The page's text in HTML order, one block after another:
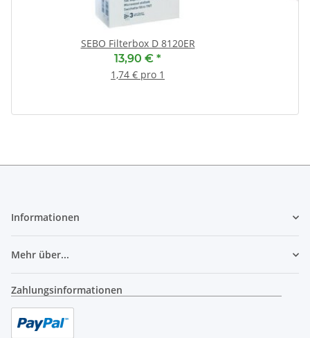
SEBO Filterbox D 8120ER
13,90 € *
1,74 € pro 1
Informationen
Mehr über...
Zahlungsinformationen